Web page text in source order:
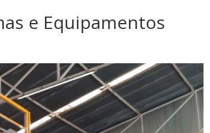
e Equipamentos